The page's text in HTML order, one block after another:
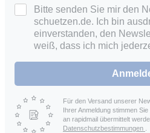
Bitte senden Sie mir den
schuetzen.de. Ich bin
einverstanden, den
weiß, dass ich mich
Für den Versand unserer
Ihrer Anmeldung stimmen
an rapidmail übermittelt
Datenschutzbestimmungen